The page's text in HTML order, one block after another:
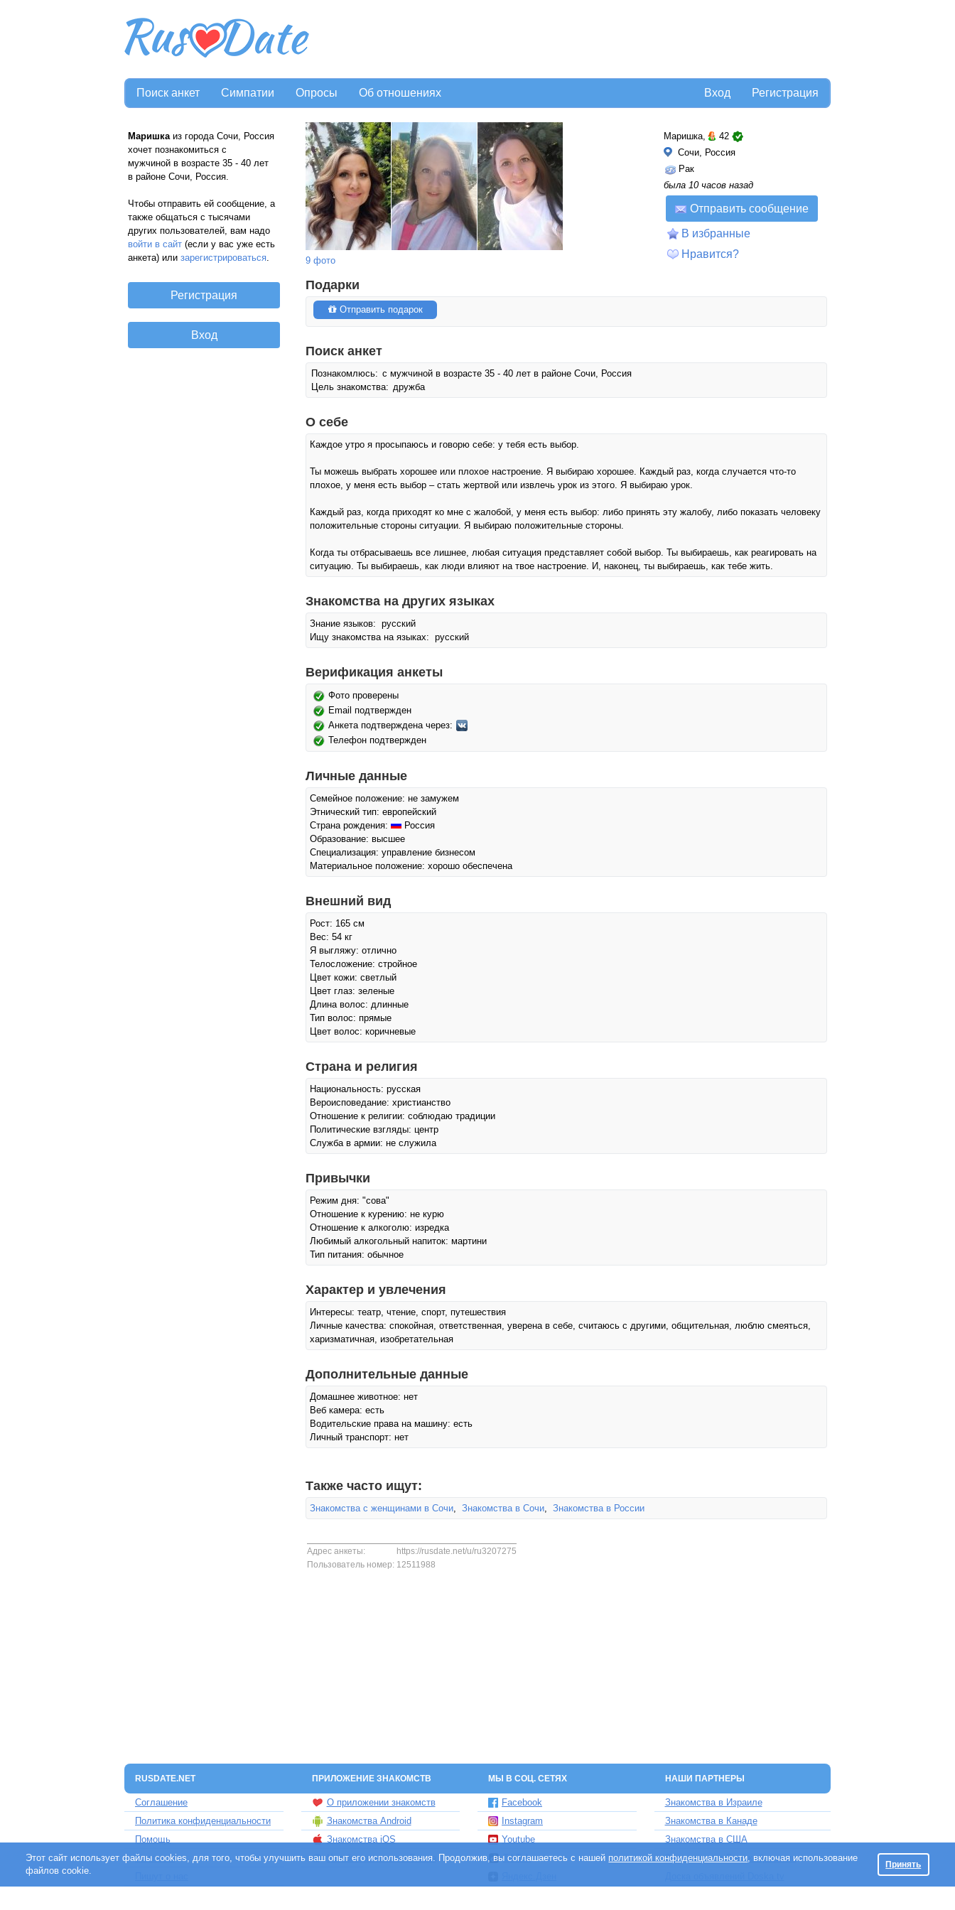
Поиск анкет Симпатии Опросы Об отношениях Регистрация
Вход
Маришкаиз города Сочи, Россия
хочет познакомиться с
мужчиной в возрасте 35 - 40 лет
в районе Сочи, Россия.
Чтобы отправить ей сообщение, а
также общаться с тысячами
других пользователей, вам надо
войти в сайт (если у вас уже есть
анкета) или зарегистрироваться. 9 фото
Маришка,
42
Сочи, Россия
Рак
была 10 часов назад
Отправить сообщение
В избранные
Нравится?
Подарки
Отправить подарок
Поиск анкет
Познакомлюсь: с мужчиной в возрасте 35 - 40 лет в районе Сочи, Россия
Цель знакомства: дружба
О себе
Каждое утро я просыпаюсь и говорю себе: у тебя есть выбор.
Ты можешь выбрать хорошее или плохое настроение. Я выбираю хорошее. Каждый раз, когда случается что-то
плохое, у меня есть выбор – стать жертвой или извлечь урок из этого. Я выбираю урок.
Каждый раз, когда приходят ко мне с жалобой, у меня есть выбор: либо принять эту жалобу, либо показать человеку
положительные стороны ситуации. Я выбираю положительные стороны.
Когда ты отбрасываешь все лишнее, любая ситуация представляет собой выбор. Ты выбираешь, как реагировать на
ситуацию. Ты выбираешь, как люди влияют на твое настроение. И, наконец, ты выбираешь, как тебе жить.
Знакомства на других языках
Знание языков: русский
Ищу знакомства на языках: русский
Верификация анкеты
Фото проверены
Email подтвержден
Анкета подтверждена через:
Телефон подтвержден
Личные данные
Семейное положение: не замужем
Этнический тип: европейский
Страна рождения:
Россия
Образование: высшее
Специализация: управление бизнесом
Материальное положение: хорошо обеспечена
Внешний вид
Рост: 165 см
Вес: 54 кг
Я выгляжу: отлично
Телосложение: стройное
Цвет кожи: светлый
Цвет глаз: зеленые
Длина волос: длинные
Тип волос: прямые
Цвет волос: коричневые
Страна и религия
Национальность: русская
Вероисповедание: христианство
Отношение к религии: соблюдаю традиции
Политические взгляды: центр
Служба в армии: не служила
Привычки
Режим дня: "сова"
Отношение к курению: не курю
Отношение к алкоголю: изредка
Любимый алкогольный напиток: мартини
Тип питания: обычное
Характер и увлечения
Интересы: театр, чтение, спорт, путешествия
Личные качества: спокойная, ответственная, уверена в себе, считаюсь с другими, общительная, люблю смеяться,
харизматичная, изобретательная
Дополнительные данные
Домашнее животное: нет
Веб камера: есть
Водительские права на машину: есть
Личный транспорт: нет
Также часто ищут:
Знакомства с женщинами в Сочи, Знакомства в Сочи, Знакомства в России
Адрес анкеты:
https://rusdate.net/u/ru3207275
Пользователь номер: 12511988
RUSDATE.NET ПРИЛОЖЕНИЕ ЗНАКОМСТВ МЫ В СОЦ. СЕТЯХ НАШИ ПАРТНЕРЫ
Соглашение
Политика конфиденциальности
Помощь
Контакты
О приложении знакомств
Знакомства Android
Знакомства iOS
Чат бот знакомств Елена
Facebook
Instagram
Youtube
TikTok
Знакомства в Израиле
Знакомства в Канаде
Знакомства в США
Знакомства в Великобритании
Этот сайт использует файлы cookies, для того, чтобы улучшить ваш опыт его использования. Продолжив, вы соглашаетесь с нашей политикой конфиденциальности, включая использование
файлов cookie.
Принять